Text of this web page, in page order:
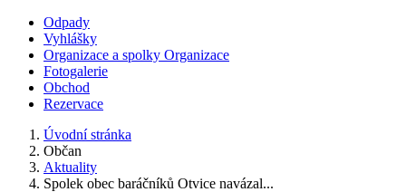
Odpady
Vyhlášky
Organizace a spolky Organizace
Fotogalerie
Obchod
Rezervace
Úvodní stránka
Občan
Aktuality
Spolek obec baráčníků Otvice navázal...